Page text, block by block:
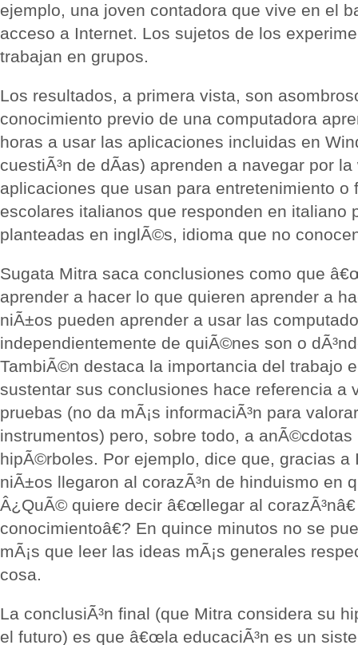
ejemplo, una joven contadora que vive en el
acceso a Internet. Los sujetos de los
trabajan en grupos.
Los resultados, a primera vista, son
conocimiento previo de una computadora
horas a usar las aplicaciones incluidas en
cuestiÃ³n de dÃ­as) aprenden a navegar por
aplicaciones que usan para entretenimiento o
escolares italianos que responden en italiano
planteadas en inglÃ©s, idioma que no
Sugata Mitra saca conclusiones como que
aprender a hacer lo que quieren aprender a
niÃ±os pueden aprender a usar las
independientemente de quiÃ©nes son o
TambiÃ©n destaca la importancia del trabajo
sustentar sus conclusiones hace referencia a
pruebas (no da mÃ¡s informaciÃ³n para
instrumentos) pero, sobre todo, a anÃ©cdotas
hipÃ©rboles. Por ejemplo, dice que, gracias a
niÃ±os llegaron al corazÃ³n de hinduismo en
Â¿QuÃ© quiere decir â€œllegar al
conocimientoâ€? En quince minutos no se
mÃ¡s que leer las ideas mÃ¡s generales
cosa.
La conclusiÃ³n final (que Mitra considera su
el futuro) es que â€œla educaciÃ³n es un